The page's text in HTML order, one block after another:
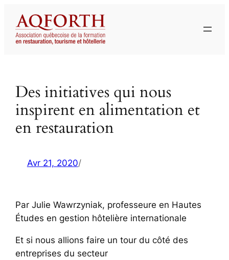
contenu
Des initiatives qui nous
inspirent en alimentation et
en restauration
Avr 21, 2020/
Par Julie Wawrzyniak, professeure en Hautes
Études en gestion hôtelière internationale
Et si nous allions faire un tour du côté des
entreprises du secteur